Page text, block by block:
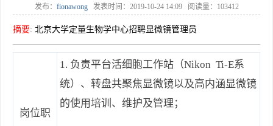
» »
发布： fionawong 发表时间： 2019-10-24 14:09 阅读量： 103412
摘要: 北京大学定量生物学中心招聘显微镜管理员
岗位职
1. 负责平台活细胞工作站（Nikon Ti-E系
统）、转盘共聚焦显微镜以及高内涵显微镜
的使用培训、维护及管理；